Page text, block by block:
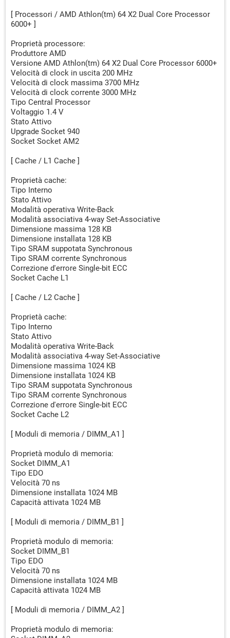
[ Processori / AMD Athlon(tm) 64 X2 Dual Core Processor
6000+ ]
Proprietà processore:
Produttore AMD
Versione AMD Athlon(tm) 64 X2 Dual Core Processor 6000+
Velocità di clock in uscita 200 MHz
Velocità di clock massima 3700 MHz
Velocità di clock corrente 3000 MHz
Tipo Central Processor
Voltaggio 1.4 V
Stato Attivo
Upgrade Socket 940
Socket Socket AM2
[ Cache / L1 Cache ]
Proprietà cache:
Tipo Interno
Stato Attivo
Modalità operativa Write-Back
Modalità associativa 4-way Set-Associative
Dimensione massima 128 KB
Dimensione installata 128 KB
Tipo SRAM suppotata Synchronous
Tipo SRAM corrente Synchronous
Correzione d'errore Single-bit ECC
Socket Cache L1
[ Cache / L2 Cache ]
Proprietà cache:
Tipo Interno
Stato Attivo
Modalità operativa Write-Back
Modalità associativa 4-way Set-Associative
Dimensione massima 1024 KB
Dimensione installata 1024 KB
Tipo SRAM suppotata Synchronous
Tipo SRAM corrente Synchronous
Correzione d'errore Single-bit ECC
Socket Cache L2
[ Moduli di memoria / DIMM_A1 ]
Proprietà modulo di memoria:
Socket DIMM_A1
Tipo EDO
Velocità 70 ns
Dimensione installata 1024 MB
Capacità attivata 1024 MB
[ Moduli di memoria / DIMM_B1 ]
Proprietà modulo di memoria:
Socket DIMM_B1
Tipo EDO
Velocità 70 ns
Dimensione installata 1024 MB
Capacità attivata 1024 MB
[ Moduli di memoria / DIMM_A2 ]
Proprietà modulo di memoria: